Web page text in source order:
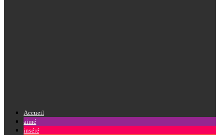
Accueil
aimé
inséré